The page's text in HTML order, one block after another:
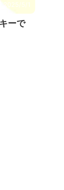
2025/5/1
ーで